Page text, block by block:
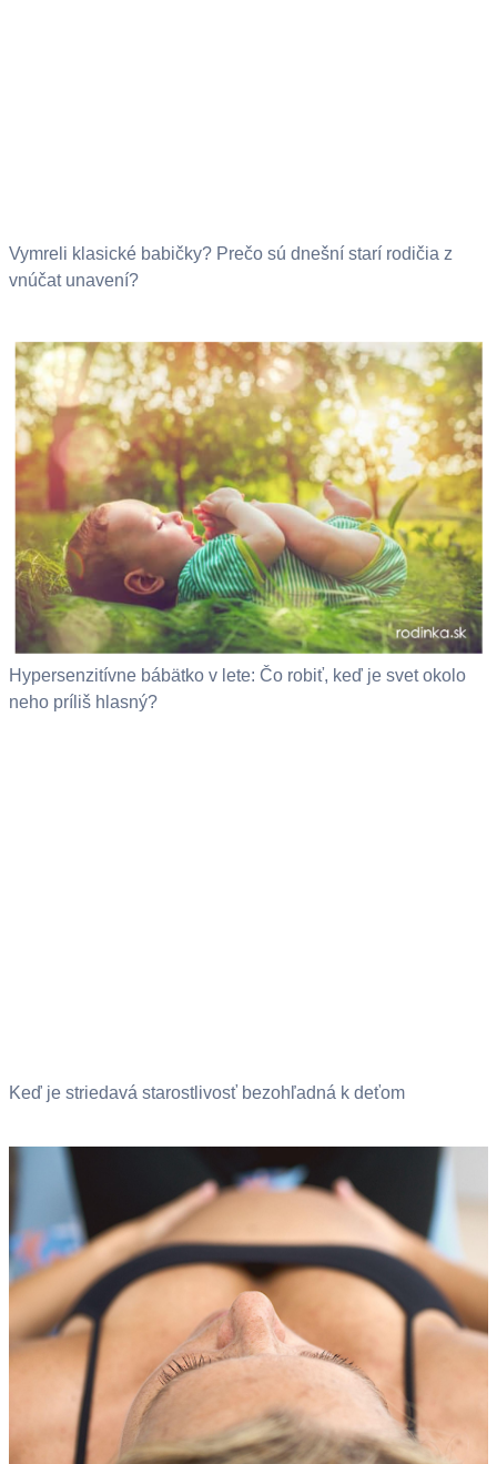
Vymreli klasické babičky? Prečo sú dnešní starí rodičia z
vnúčat unavení?
Hypersenzitívne bábätko v lete: Čo robiť, keď je svet okolo
neho príliš hlasný?
Keď je striedavá starostlivosť bezohľadná k deťom